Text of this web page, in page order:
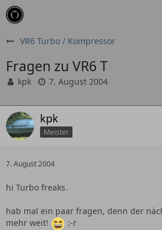
VR6 Turbo / Kompressor
Fragen zu VR6 T
kpk 7. August 2004
kpk
Meister
7. August 2004
hi Turbo freaks.
hab mal ein paar fragen, denn der
mehr weit!
:-r